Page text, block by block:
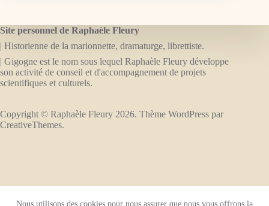
Nous utilisons des cookies pour nous assurer que nous vous offrons la
Site personnel de Raphaèle Fleury
| Historienne de la marionnette, dramaturge, librettiste.
| Gigogne est le nom sous lequel Raphaèle Fleury développe
son activité de conseil et d'accompagnement de projets
scientifiques et culturels.
Copyright © Raphaèle Fleury 2026. Thème WordPress par
CreativeThemes.
Collaborations, ressources professionnelles